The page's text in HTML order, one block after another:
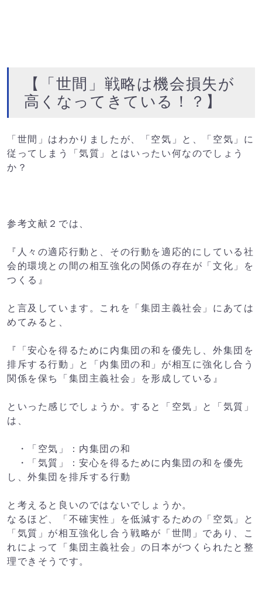
【「世間」戦略は機会損失が
高くなってきている！？】
「世間」はわかりましたが、「空気」と、「空気」に
従ってしまう「気質」とはいったい何なのでしょう
か？
参考文献２では、
『人々の適応行動と、その行動を適応的にしている社
会的環境との間の相互強化の関係の存在が「文化」を
つくる』
と言及しています。これを「集団主義社会」にあては
めてみると、
『「安心を得るために内集団の和を優先し、外集団を
排斥する行動」と「内集団の和」が相互に強化し合う
関係を保ち「集団主義社会」を形成している』
といった感じでしょうか。すると「空気」と「気質」
は、
・「空気」：内集団の和
・「気質」：安心を得るために内集団の和を優先
し、外集団を排斥する行動
と考えると良いのではないでしょうか。
なるほど、「不確実性」を低減するための「空気」と
「気質」が相互強化し合う戦略が「世間」であり、こ
れによって「集団主義社会」の日本がつくられたと整
理できそうです。